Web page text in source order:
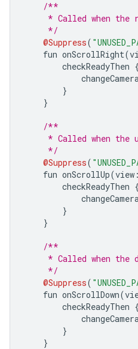
/**
* Called when the
*/
@Suppress(
fun onScrollRight(
checkReadyThen {
}
}
/**
* Called when the up
*/
@Suppress(
fun onScrollUp(view :
checkReadyThen {
}
}
/**
* Called when the
*/
@Suppress(
fun onScrollDown(
checkReadyThen {
}
}